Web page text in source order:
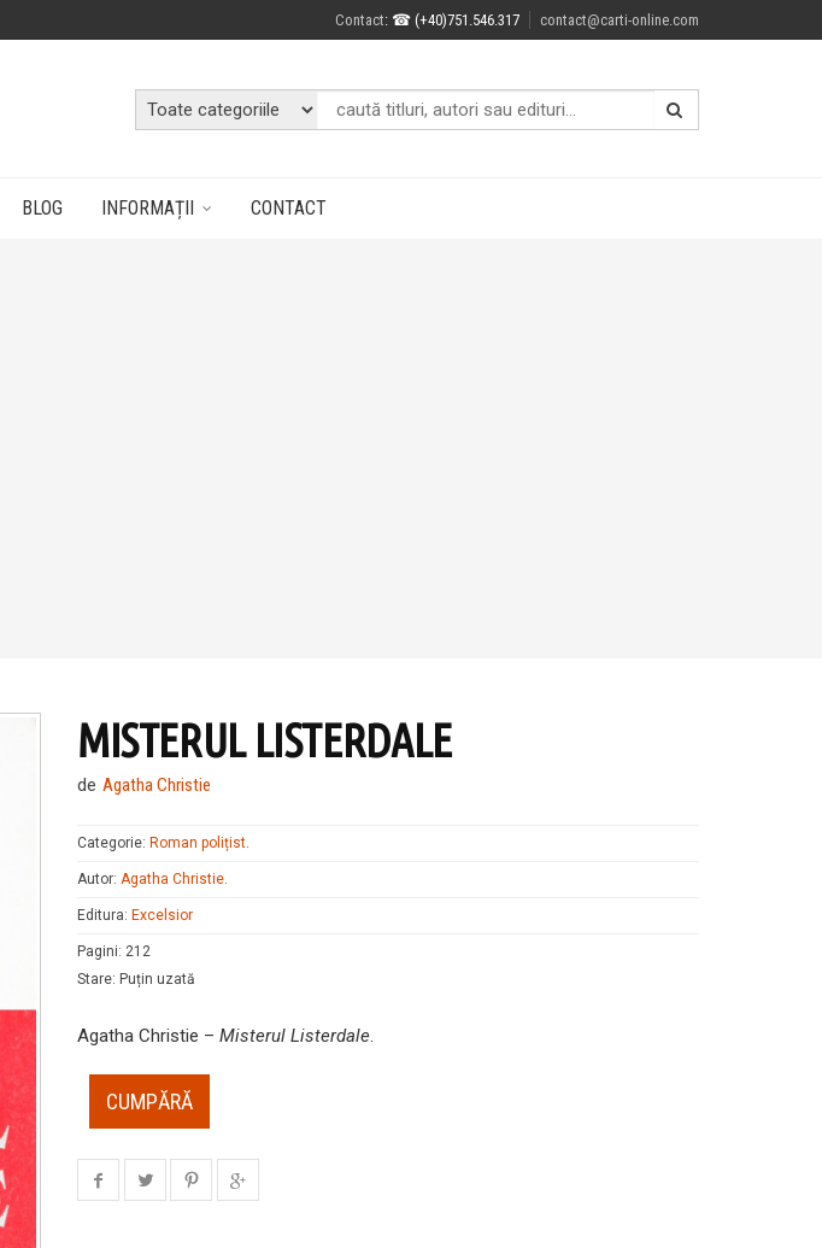
Contact: ☎ (+40)751.546.317 contact@carti-online.com
BLOG INFORMAȚII CONTACT
MISTERUL LISTERDALE
de Agatha Christie
Categorie: Roman polițist.
Autor: Agatha Christie.
Editura: Excelsior
Pagini: 212
Stare: Puțin uzată
Agatha Christie – Misterul Listerdale.
CUMPĂRĂ